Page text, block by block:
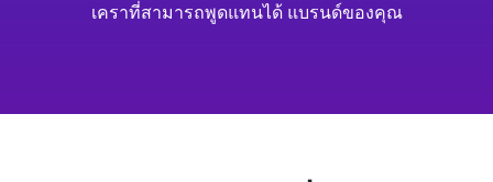
เคราที่สามารถพูดแทนได้ แบรนด์ของคุณ